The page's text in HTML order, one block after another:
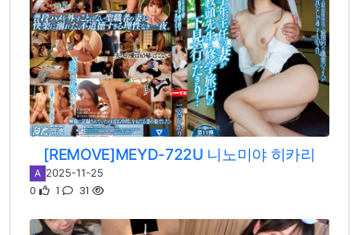
[REMOVE]MEYD-722U 니노미야 히카리
A 2025-11-25
0 1 31